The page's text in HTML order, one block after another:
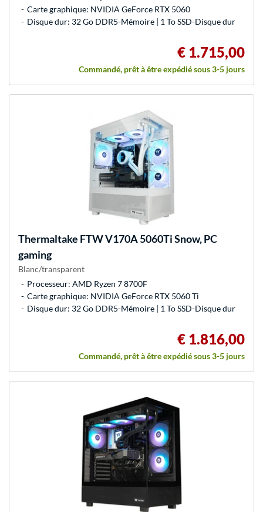
Carte graphique: NVIDIA GeForce RTX 5060
Disque dur: 32 Go DDR5-Mémoire | 1 To SSD-Disque dur
€ 1.715,00
Commandé, prêt à être expédié sous 3-5 jours
Thermaltake FTW V170A 5060Ti Snow, PC
gaming
Blanc/transparent
Processeur: AMD Ryzen 7 8700F
Carte graphique: NVIDIA GeForce RTX 5060 Ti
Disque dur: 32 Go DDR5-Mémoire | 1 To SSD-Disque dur
€ 1.816,00
Commandé, prêt à être expédié sous 3-5 jours